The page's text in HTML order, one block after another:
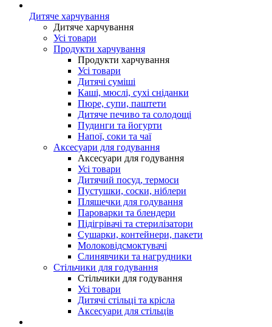
Дитяче харчування
Дитяче харчування
Усі товари
Продукти харчування
Продукти харчування
Усі товари
Дитячі суміші
Каші, мюслі, сухі сніданки
Пюре, супи, паштети
Дитяче печиво та солодощі
Пудинги та йогурти
Напої, соки та чаї
Аксесуари для годування
Аксесуари для годування
Усі товари
Дитячий посуд, термоси
Пустушки, соски, ніблери
Пляшечки для годування
Пароварки та блендери
Підігрівачі та стерилізатори
Сушарки, контейнери, пакети
Молоковідсмоктувачі
Слинявчики та нагрудники
Стільчики для годування
Стільчики для годування
Усі товари
Дитячі стільці та крісла
Аксесуари для стільців